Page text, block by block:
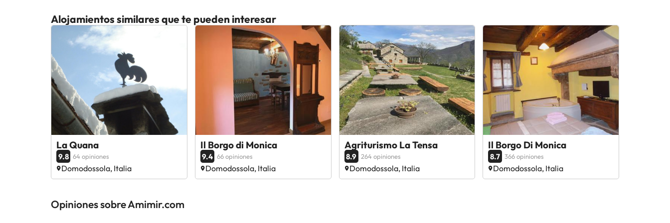
Alojamientos similares que te pueden interesar
La Quana
9.8 64 opiniones
Domodossola, Italia
Il Borgo di Monica
9.4 66 opiniones
Domodossola, Italia
Agriturismo La Tensa
8.9 264 opiniones
Domodossola, Italia
Il Borgo Di Monica
8.7 366 opiniones
Domodossola, Italia
Opiniones sobre Amimir.com